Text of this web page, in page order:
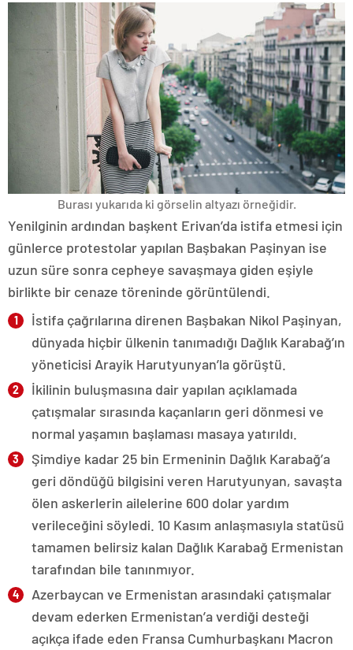
Burası yukarıda ki görselin altyazı örneğidir.
Yenilginin ardından başkent Erivan’da istifa etmesi için
günlerce protestolar yapılan Başbakan Paşinyan ise
uzun süre sonra cepheye savaşmaya giden eşiyle
birlikte bir cenaze töreninde görüntülendi.
İstifa çağrılarına direnen Başbakan Nikol Paşinyan,
dünyada hiçbir ülkenin tanımadığı Dağlık Karabağ’ın
yöneticisi Arayik Harutyunyan’la görüştü.
İkilinin buluşmasına dair yapılan açıklamada
çatışmalar sırasında kaçanların geri dönmesi ve
normal yaşamın başlaması masaya yatırıldı.
Şimdiye kadar 25 bin Ermeninin Dağlık Karabağ’a
geri döndüğü bilgisini veren Harutyunyan, savaşta
ölen askerlerin ailelerine 600 dolar yardım
verileceğini söyledi. 10 Kasım anlaşmasıyla statüsü
tamamen belirsiz kalan Dağlık Karabağ Ermenistan
tarafından bile tanınmıyor.
Azerbaycan ve Ermenistan arasındaki çatışmalar
devam ederken Ermenistan’a verdiği desteği
açıkça ifade eden Fransa Cumhurbaşkanı Macron